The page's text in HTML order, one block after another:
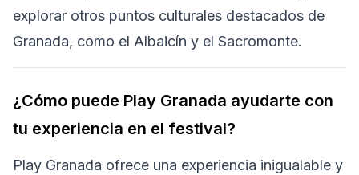
explorar otros puntos culturales destacados de
Granada, como el Albaicín y el Sacromonte.
¿Cómo puede Play Granada ayudarte con
tu experiencia en el festival?
Play Granada ofrece una experiencia inigualable y